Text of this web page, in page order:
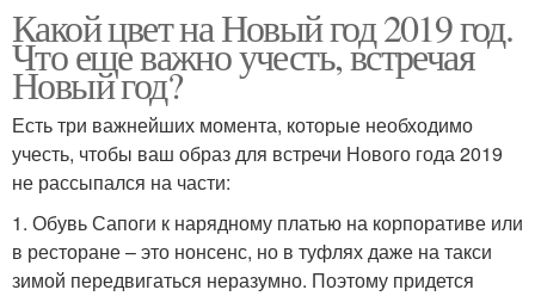
Какой цвет на Новый год 2019 год.
Что еще важно учесть, встречая
Новый год?
Есть три важнейших момента, которые необходимо
учесть, чтобы ваш образ для встречи Нового года 2019
не рассыпался на части:
1. Обувь Сапоги к нарядному платью на корпоративе или
в ресторане – это нонсенс, но в туфлях даже на такси
зимой передвигаться неразумно. Поэтому придется